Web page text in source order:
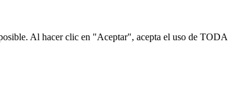
Al hacer clic en "Aceptar", acepta el uso de